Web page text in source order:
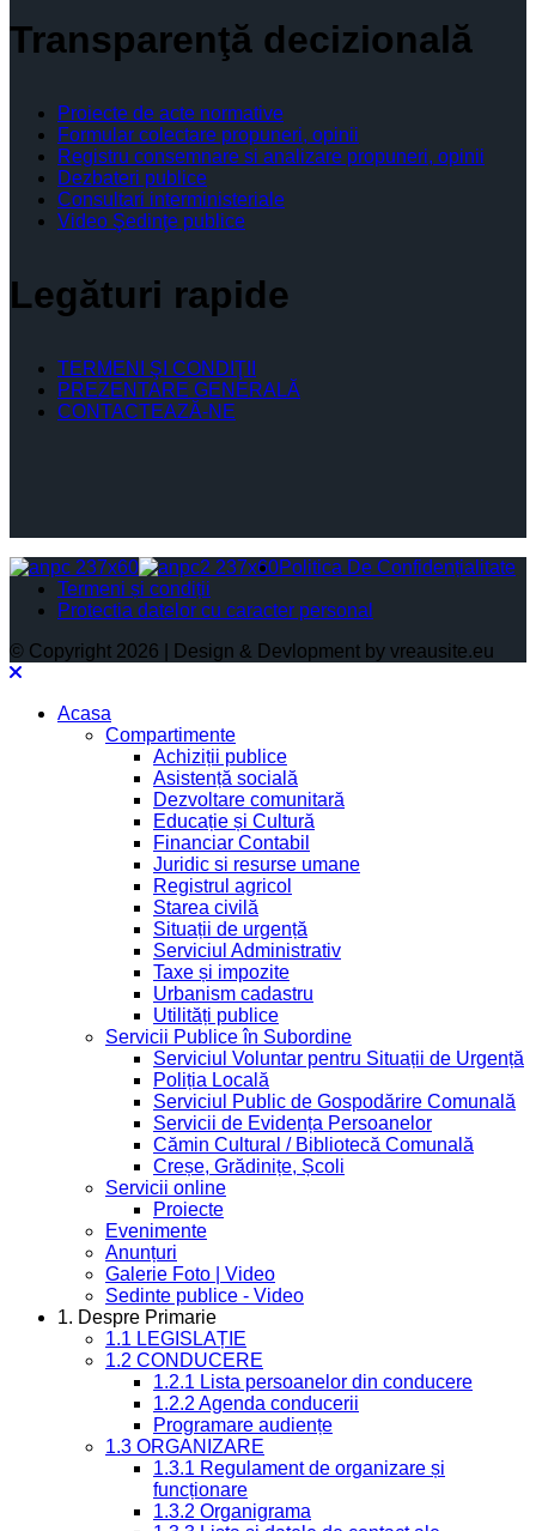
Transparenţă decizională
Proiecte de acte normative
Formular colectare propuneri, opinii
Registru consemnare si analizare propuneri, opinii
Dezbateri publice
Consultari interministeriale
Video Şedinţe publice
Legături rapide
TERMENI ŞI CONDIŢII
PREZENTARE GENERALĂ
CONTACTEAZĂ-NE
Politica De Confidențialitate
Termeni și condiții
Protectia datelor cu caracter personal
© Copyright 2026 | Design & Devlopment by vreausite.eu
Acasa
Compartimente
Achiziții publice
Asistență socială
Dezvoltare comunitară
Educație și Cultură
Financiar Contabil
Juridic si resurse umane
Registrul agricol
Starea civilă
Situații de urgență
Serviciul Administrativ
Taxe și impozite
Urbanism cadastru
Utilități publice
Servicii Publice în Subordine
Serviciul Voluntar pentru Situații de Urgență
Poliția Locală
Serviciul Public de Gospodărire Comunală
Servicii de Evidența Persoanelor
Cămin Cultural / Bibliotecă Comunală
Creșe, Grădinițe, Școli
Servicii online
Proiecte
Evenimente
Anunțuri
Galerie Foto | Video
Sedinte publice - Video
1. Despre Primarie
1.1 LEGISLAȚIE
1.2 CONDUCERE
1.2.1 Lista persoanelor din conducere
1.2.2 Agenda conducerii
Programare audiențe
1.3 ORGANIZARE
1.3.1 Regulament de organizare și
funcționare
1.3.2 Organigrama